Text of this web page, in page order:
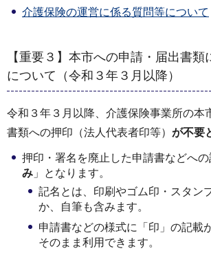
介護保険の運営に係る質問等について
【重要３】本市への申請・届出書類
について（令和３年３月以降）
令和３年３月以降、介護保険事業所の本
書類への押印（法人代表者印等） が不要
押印・署名を廃止した申請書などへの
み 」となります。
記名とは、印刷やゴム印・スタン
か、自筆も含みます。
申請書などの様式に「印」の記載
そのまま利用できます。